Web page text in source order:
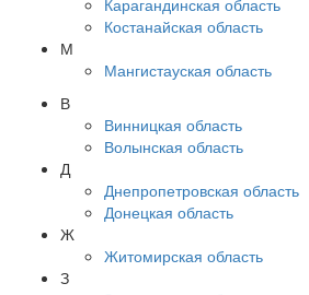
Карагандинская область
Костанайская область
М
Мангистауская область
В
Винницкая область
Волынская область
Д
Днепропетровская область
Донецкая область
Ж
Житомирская область
З